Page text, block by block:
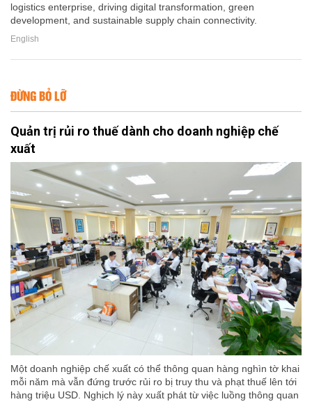
logistics enterprise, driving digital transformation, green
development, and sustainable supply chain connectivity.
English
ĐỪNG BỎ LỠ
Quản trị rủi ro thuế dành cho doanh nghiệp chế
xuất
Một doanh nghiệp chế xuất có thể thông quan hàng nghìn tờ khai
mỗi năm mà vẫn đứng trước rủi ro bị truy thu và phạt thuế lên tới
hàng triệu USD. Nghịch lý này xuất phát từ việc luồng thông quan